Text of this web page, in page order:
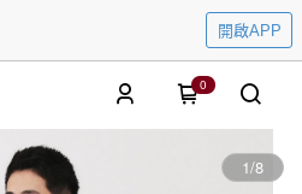
開啟APP
0
1/8